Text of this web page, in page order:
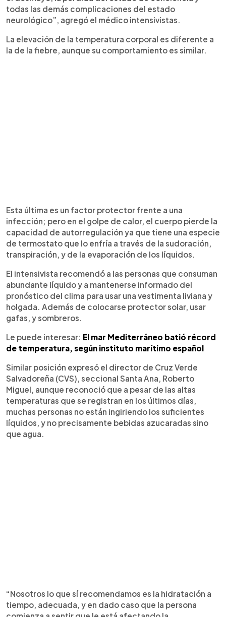
todas las demás complicaciones del estado
neurológico”, agregó el médico intensivistas.
La elevación de la temperatura corporal es diferente a
la de la fiebre, aunque su comportamiento es similar.
Esta última es un factor protector frente a una
infección; pero en el golpe de calor, el cuerpo pierde la
capacidad de autorregulación ya que tiene una especie
de termostato que lo enfría a través de la sudoración,
transpiración, y de la evaporación de los líquidos.
El intensivista recomendó a las personas que consuman
abundante líquido y a mantenerse informado del
pronóstico del clima para usar una vestimenta liviana y
holgada. Además de colocarse protector solar, usar
gafas, y sombreros.
Le puede interesar: El mar Mediterráneo batió récord
de temperatura, según instituto marítimo español
Similar posición expresó el director de Cruz Verde
Salvadoreña (CVS), seccional Santa Ana, Roberto
Miguel, aunque reconoció que a pesar de las altas
temperaturas que se registran en los últimos días,
muchas personas no están ingiriendo los suficientes
líquidos, y no precisamente bebidas azucaradas sino
que agua.
“Nosotros lo que sí recomendamos es la hidratación a
tiempo, adecuada, y en dado caso que la persona